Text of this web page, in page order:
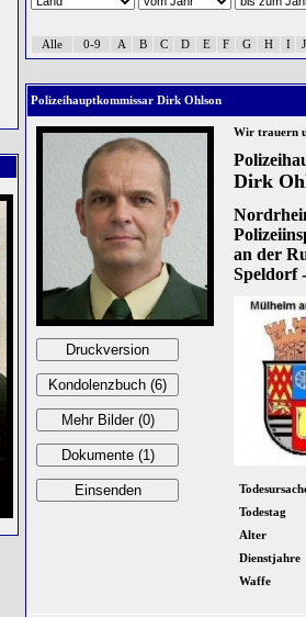
Alle 0-9 A B C D E F G H I J
Polizeihauptkommissar Dirk Ohlson
Wir trauern
Dirk
an der
Speldorf
Todestag
Alter
Dienstjahre
Waffe